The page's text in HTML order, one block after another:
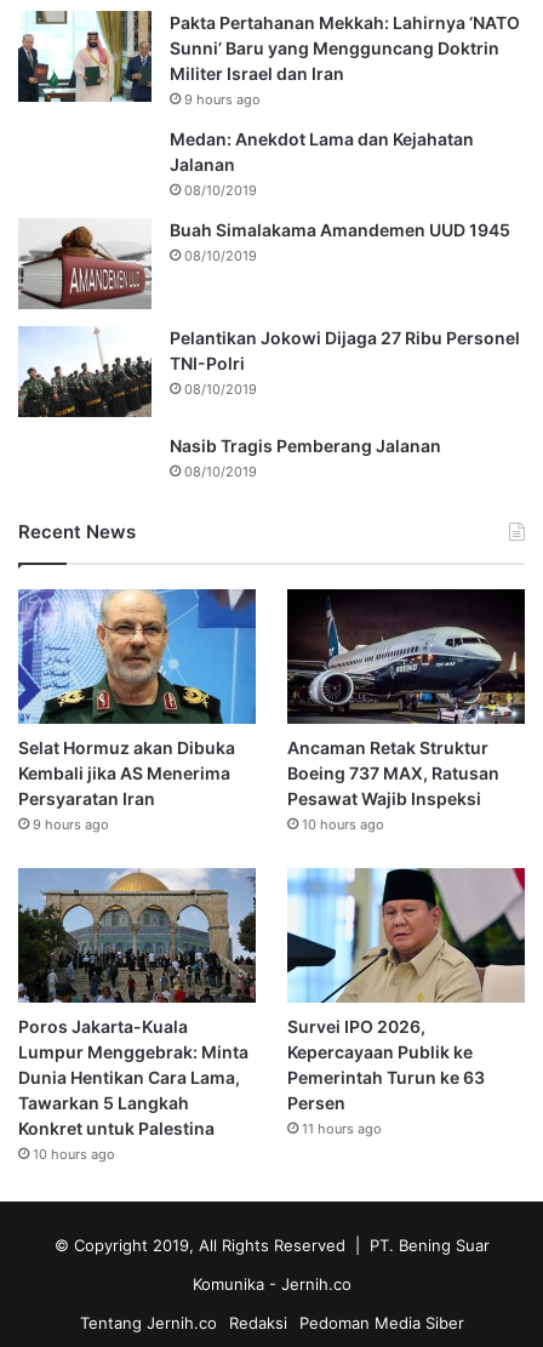
Pakta Pertahanan Mekkah: Lahirnya ‘NATO
Sunni’ Baru yang Mengguncang Doktrin
Militer Israel dan Iran
9 hours ago
Medan: Anekdot Lama dan Kejahatan
Jalanan
08/10/2019
Buah Simalakama Amandemen UUD 1945
08/10/2019
Pelantikan Jokowi Dijaga 27 Ribu Personel
TNI-Polri
08/10/2019
Nasib Tragis Pemberang Jalanan
08/10/2019
Recent News
Selat Hormuz akan Dibuka
Kembali jika AS Menerima
Persyaratan Iran
9 hours ago
Ancaman Retak Struktur
Boeing 737 MAX, Ratusan
Pesawat Wajib Inspeksi
10 hours ago
Poros Jakarta-Kuala
Lumpur Menggebrak: Minta
Dunia Hentikan Cara Lama,
Tawarkan 5 Langkah
Konkret untuk Palestina
10 hours ago
Survei IPO 2026,
Kepercayaan Publik ke
Pemerintah Turun ke 63
Persen
11 hours ago
© Copyright 2019, All Rights Reserved | PT. Bening Suar
Komunika - Jernih.co
Tentang Jernih.co
Redaksi Pedoman Media Siber